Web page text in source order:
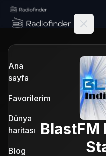
Radiofinder home
Ana
sayfa
Favorilerim
Dünya
haritası
Blog
BlastFM